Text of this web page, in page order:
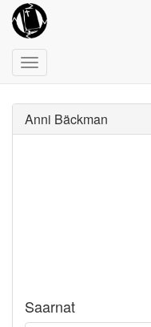
Toggle
navigation
Anni Bäckman
Saarnat